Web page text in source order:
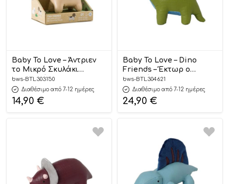
Baby To Love – Άντριεν
το Μικρό Σκυλάκι
Κουδουνίστρα 0m+
bws-BTL303150
Διαθέσιμο από 7-12 ημέρες
14,90 €
Baby To Love – Dino
Friends – Έκτωρ ο
Βραχιόσαυρος 0m+
bws-BTL304621
Διαθέσιμο από 7-12 ημέρες
24,90 €